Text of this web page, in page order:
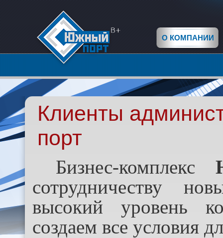
О КОМПАНИИ
Клиенты
порт
Бизнес-комплекс
сотрудничеству
высокий уровень
создаем все условия